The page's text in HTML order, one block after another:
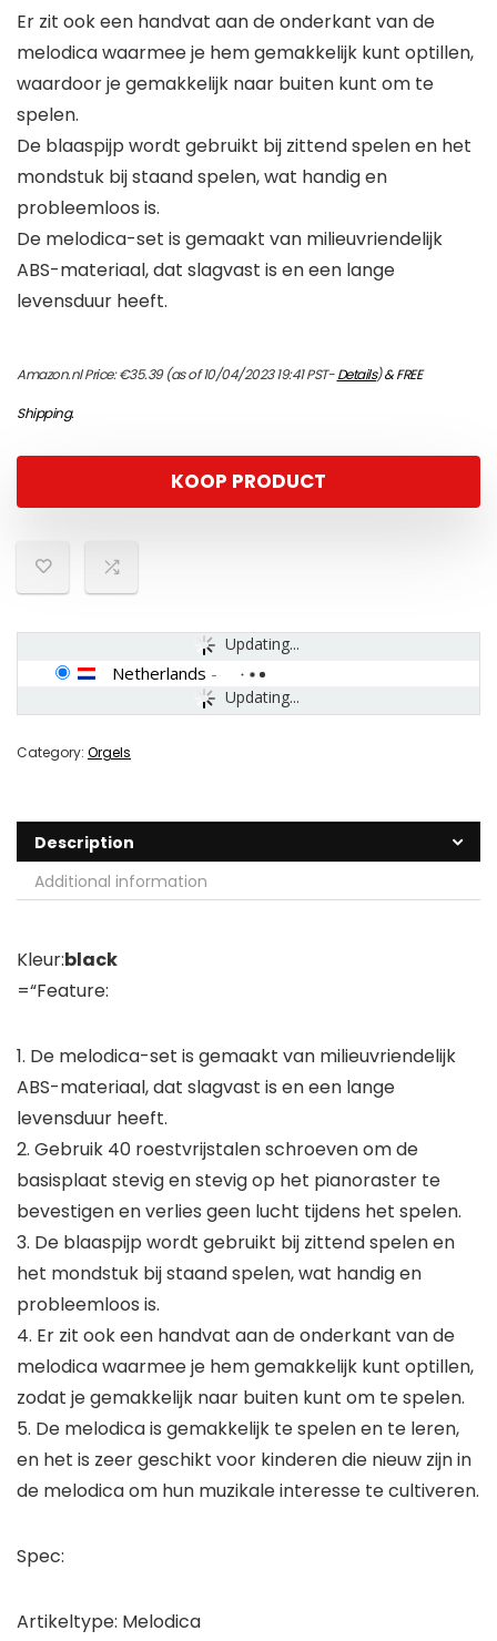
Er zit ook een handvat aan de onderkant van de
melodica waarmee je hem gemakkelijk kunt optillen,
waardoor je gemakkelijk naar buiten kunt om te
spelen.
De blaaspijp wordt gebruikt bij zittend spelen en het
mondstuk bij staand spelen, wat handig en
probleemloos is.
De melodica-set is gemaakt van milieuvriendelijk
ABS-materiaal, dat slagvast is en een lange
levensduur heeft.
Amazon.nl Price:€35.39(as of 10/04/2023 19:41 PST-Details)&FREE
Shipping.
KOOP PRODUCT
Updating...
Updating...
Netherlands -
Category: Orgels
Description
Additional information
Kleur:black
=“Feature:
1. De melodica-set is gemaakt van milieuvriendelijk
ABS-materiaal, dat slagvast is en een lange
levensduur heeft.
2. Gebruik 40 roestvrijstalen schroeven om de
basisplaat stevig en stevig op het pianoraster te
bevestigen en verlies geen lucht tijdens het spelen.
3. De blaaspijp wordt gebruikt bij zittend spelen en
het mondstuk bij staand spelen, wat handig en
probleemloos is.
4. Er zit ook een handvat aan de onderkant van de
melodica waarmee je hem gemakkelijk kunt optillen,
zodat je gemakkelijk naar buiten kunt om te spelen.
5. De melodica is gemakkelijk te spelen en te leren,
en het is zeer geschikt voor kinderen die nieuw zijn in
de melodica om hun muzikale interesse te cultiveren.
Spec:
Artikeltype: Melodica